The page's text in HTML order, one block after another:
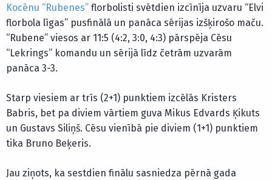
Kocēnu “Rubenes” florbolisti svētdien izcīnīja uzvaru “Elvi
florbola līgas” pusfinālā un panāca sērijas izšķirošo maču.
“Rubene” viesos ar 11:5 (4:2, 3:0, 4:3) pārspēja Cēsu
“Lekrings” komandu un sērijā līdz četrām uzvarām
panāca 3-3.
Starp viesiem ar trīs (2+1) punktiem izcēlās Kristers
Babris, bet pa diviem vārtiem guva Mikus Edvards Ķikuts
un Gustavs Siliņš. Cēsu vienībā pie diviem (1+1) punktiem
tika Bruno Beķeris.
Jau ziņots, ka sestdien finālu sasniedza pērnā gada